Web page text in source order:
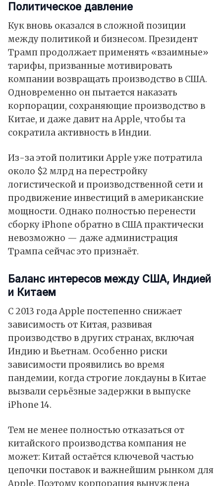
Политическое давление
Кук вновь оказался в сложной позиции
между политикой и бизнесом. Президент
Трамп продолжает применять «взаимные»
тарифы, призванные мотивировать
компании возвращать производство в США.
Одновременно он пытается наказать
корпорации, сохраняющие производство в
Китае, и даже давит на Apple, чтобы та
сократила активность в Индии.
Из-за этой политики Apple уже потратила
около $2 млрд на перестройку
логистической и производственной сети и
продвижение инвестиций в американские
мощности. Однако полностью перенести
сборку iPhone обратно в США практически
невозможно — даже администрация
Трампа сейчас это признаёт.
Баланс интересов между США, Индией
и Китаем
С 2013 года Apple постепенно снижает
зависимость от Китая, развивая
производство в других странах, включая
Индию и Вьетнам. Особенно риски
зависимости проявились во время
пандемии, когда строгие локдауны в Китае
вызвали серьёзные задержки в выпуске
iPhone 14.
Тем не менее полностью отказаться от
китайского производства компания не
может: Китай остаётся ключевой частью
цепочки поставок и важнейшим рынком для
Apple. Поэтому корпорация вынуждена